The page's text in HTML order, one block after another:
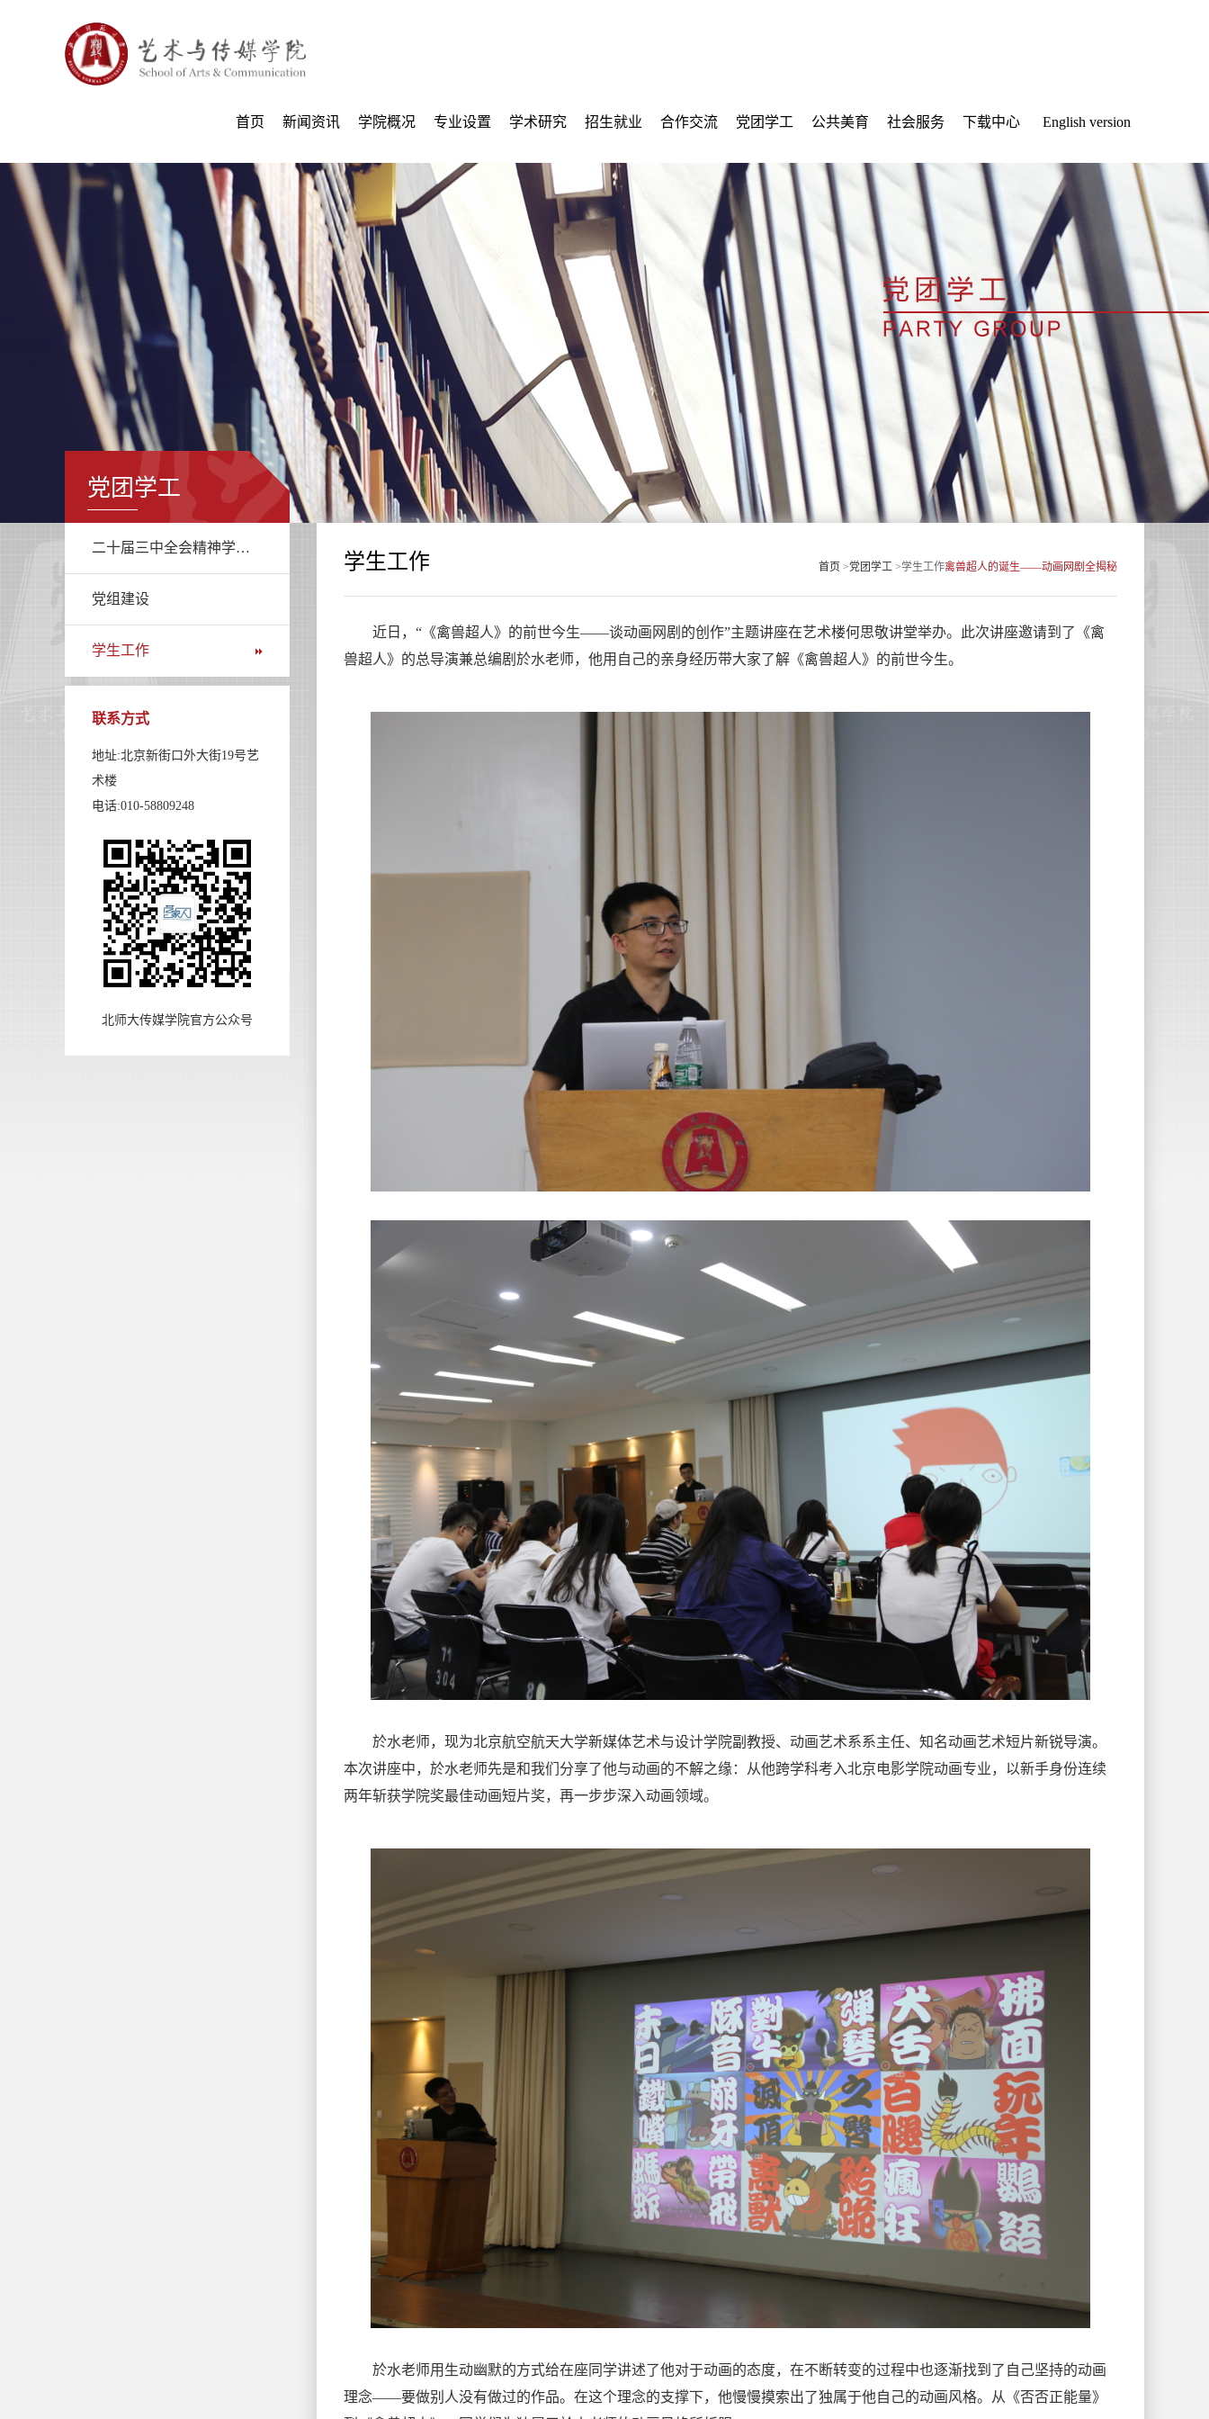
首页 新闻资讯 学院概况 专业设置 学术研究 招生就业 合作交流 党团学工 公共美育 社会服务 下载中心 English version
党团学工
二十届三中全会精神学习专栏
党组建设
学生工作
联系方式
地址:北京新街口外大街19号艺
术楼
电话:010-58809248
北师大传媒学院官方公众号
学生工作 首页 >党团学工 >学生工作禽兽超人的诞生——动画网剧全揭秘
近日，“《禽兽超人》的前世今生——谈动画网剧的创作”主题讲座在艺术楼何思敬讲堂举办。此次讲座邀请到了《禽
兽超人》的总导演兼总编剧於水老师，他用自己的亲身经历带大家了解《禽兽超人》的前世今生。
於水老师，现为北京航空航天大学新媒体艺术与设计学院副教授、动画艺术系系主任、知名动画艺术短片新锐导演。
本次讲座中，於水老师先是和我们分享了他与动画的不解之缘：从他跨学科考入北京电影学院动画专业，以新手身份连续
两年斩获学院奖最佳动画短片奖，再一步步深入动画领域。
於水老师用生动幽默的方式给在座同学讲述了他对于动画的态度，在不断转变的过程中也逐渐找到了自己坚持的动画
理念——要做别人没有做过的作品。在这个理念的支撑下，他慢慢摸索出了独属于他自己的动画风格。从《否否正能量》